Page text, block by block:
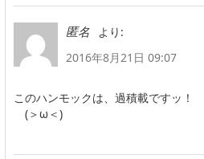
匿名
より:
2016年8月21日 09:07
このハンモックは、過積載ですッ！
(＞ω＜)